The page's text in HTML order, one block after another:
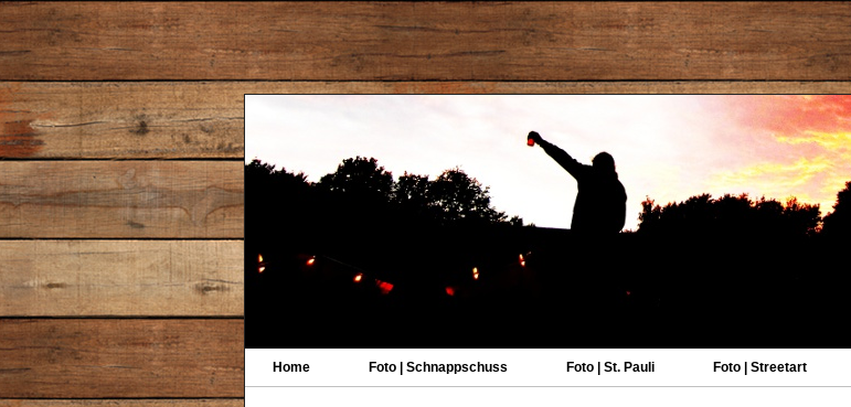
Home Foto | Schnappschuss Foto | St. Pauli Foto | Streetart